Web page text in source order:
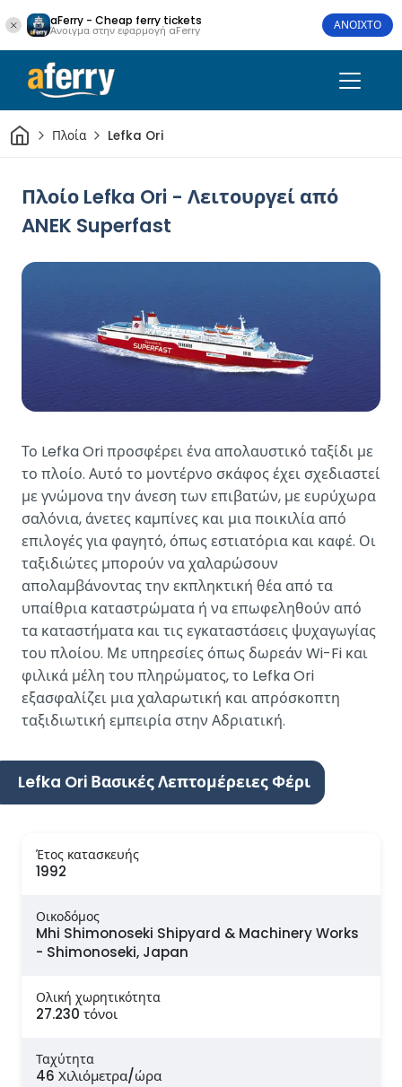
aFerry - Cheap ferry tickets
Άνοιγμα στην εφαρμογή aFerry ΑΝΟΙΧΤΟ
ΣπίτιΠλοία Lefka Ori
Πλοίο Lefka Ori - Λειτουργεί από
ANEK Superfast
Το Lefka Ori προσφέρει ένα απολαυστικό ταξίδι με
το πλοίο. Αυτό το μοντέρνο σκάφος έχει σχεδιαστεί
με γνώμονα την άνεση των επιβατών, με ευρύχωρα
σαλόνια, άνετες καμπίνες και μια ποικιλία από
επιλογές για φαγητό, όπως εστιατόρια και καφέ. Οι
ταξιδιώτες μπορούν να χαλαρώσουν
απολαμβάνοντας την εκπληκτική θέα από τα
υπαίθρια καταστρώματα ή να επωφεληθούν από
τα καταστήματα και τις εγκαταστάσεις ψυχαγωγίας
του πλοίου. Με υπηρεσίες όπως δωρεάν Wi-Fi και
φιλικά μέλη του πληρώματος, το Lefka Ori
εξασφαλίζει μια χαλαρωτική και απρόσκοπτη
ταξιδιωτική εμπειρία στην Αδριατική.
Lefka Ori Βασικές Λεπτομέρειες Φέρι
Έτος κατασκευής
1992
Οικοδόμος
Mhi Shimonoseki Shipyard & Machinery Works
- Shimonoseki, Japan
Ολική χωρητικότητα
27.230 τόνοι
Ταχύτητα
46 Χιλιόμετρα/ώρα